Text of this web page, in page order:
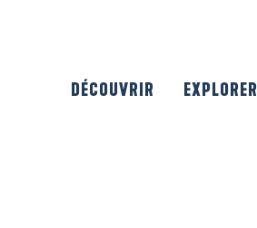
DÉCOUVRIR EXPLORER